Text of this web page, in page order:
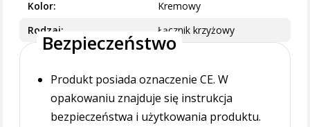
Kolor
Kremowy
Rodzaj
Łącznik krzyżowy
Bezpieczeństwo
Produkt posiada oznaczenie CE. W
opakowaniu znajduje się instrukcja
bezpieczeństwa i użytkowania produktu.